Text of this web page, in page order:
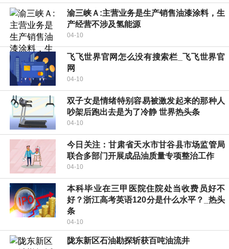
渝三峡Ａ:主营业务是生产销售油漆涂料，生
产经营不涉及氢能源
04-10
飞飞世界官网怎么没有搜索栏_飞飞世界官
网
04-10
双子女是情绪特别容易被激发起来的那种人
吵架后跑出去是为了冷静 世界热头条
04-10
今日关注：甘肃省天水市甘谷县市场监管局
联合多部门开展成品油质量专项整治工作
04-10
本科毕业在三甲医院住院处当收费员好不
好？浙江高考英语120分是什么水平？_热头
条
04-10
陇东新区石油勘探斩获百吨油流井